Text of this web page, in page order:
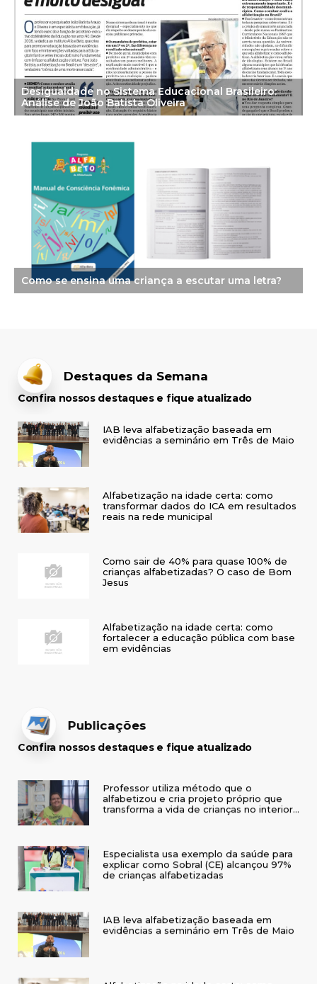
Desigualdade no Sistema Educacional Brasileiro:
Análise de João Batista Oliveira
Como se ensina uma criança a escutar uma letra?
Destaques da Semana
Confira nossos destaques e fique atualizado
IAB leva alfabetização baseada em
evidências a seminário em Três de Maio
Alfabetização na idade certa: como
transformar dados do ICA em resultados
reais na rede municipal
Como sair de 40% para quase 100% de
crianças alfabetizadas? O caso de Bom
Jesus
Alfabetização na idade certa: como
fortalecer a educação pública com base
em evidências
Publicações
Confira nossos destaques e fique atualizado
alfabetizou e cria projeto próprio que
transforma a vida de crianças no interior
do RS
explicar como Sobral (CE) alcançou 97%
de crianças alfabetizadas
evidências a seminário em Três de Maio